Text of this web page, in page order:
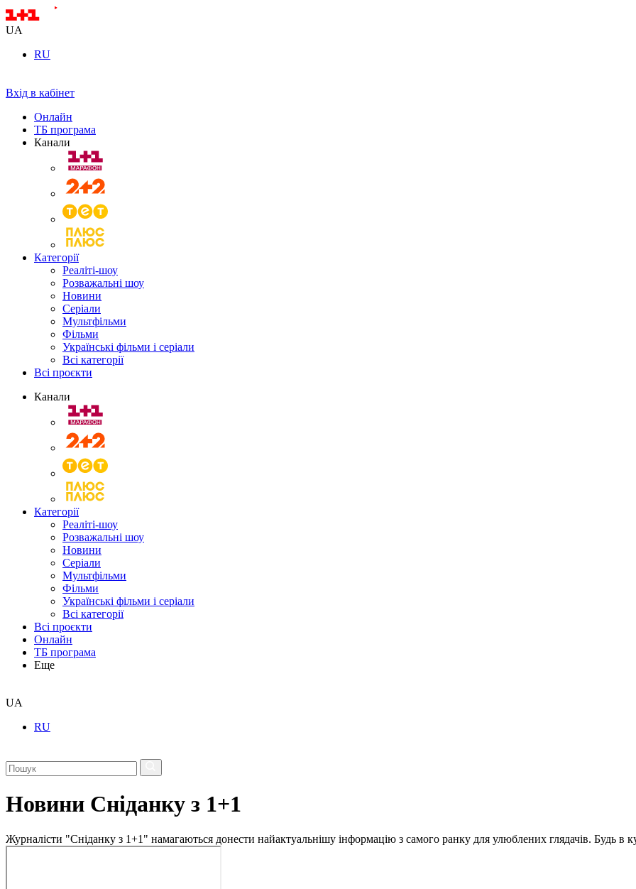
UA
RU
Вхід в кабінет
Онлайн
ТБ програма
Канали
Категорії
Реаліті-шоу
Розважальні шоу
Новини
Серіали
Мультфільми
Фільми
Українські фільми і серіали
Всі категорії
Всі проєкти
Канали
Категорії
Реаліті-шоу
Розважальні шоу
Новини
Серіали
Мультфільми
Фільми
Українські фільми і серіали
Всі категорії
Всі проєкти
Онлайн
ТБ програма
Еще
UA
RU
Новини Сніданку з 1+1
Журналісти "Сніданку з 1+1" намагаються донести найактуальнішу інформацію з самого ранку для улюблених глядачів. Будь в